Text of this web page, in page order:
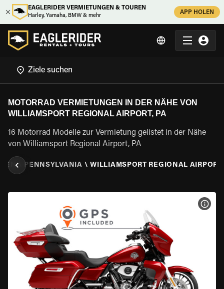
EAGLERIDER VERMIETUNGEN & TOUREN
Harley, Yamaha, BMW & mehr
APP HOLEN
MOTORRAD VERMIETUNGEN IN DER NÄHE VON
WILLIAMSPORT REGIONAL AIRPORT, PA
16 Motorrad Modelle zur Vermietung gelistet in der Nähe
von Williamsport Regional Airport, PA
\ PENNSYLVANIA \ WILLIAMSPORT REGIONAL